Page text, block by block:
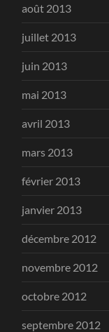
août 2013
juillet 2013
juin 2013
mai 2013
avril 2013
mars 2013
février 2013
janvier 2013
décembre 2012
novembre 2012
octobre 2012
septembre 2012